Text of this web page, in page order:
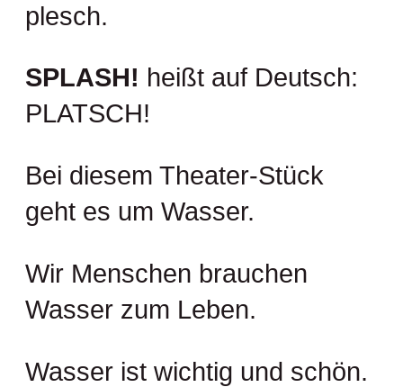
plesch.
SPLASH! heißt auf Deutsch:
PLATSCH!
Bei diesem Theater-Stück
geht es um Wasser.
Wir Menschen brauchen
Wasser zum Leben.
Wasser ist wichtig und schön.